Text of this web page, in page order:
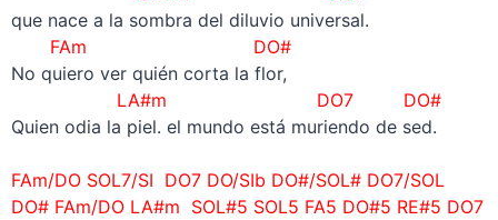
que nace a la sombra del diluvio universal.
FAm DO#
No quiero ver quién corta la flor,
LA#m DO7 DO#
Quien odia la piel. el mundo está muriendo de sed.
FAm/DO SOL7/SI DO7 DO/SIb DO#/SOL# DO7/SOL
DO# FAm/DO LA#m SOL#5 SOL5 FA5 DO#5 RE#5 DO7